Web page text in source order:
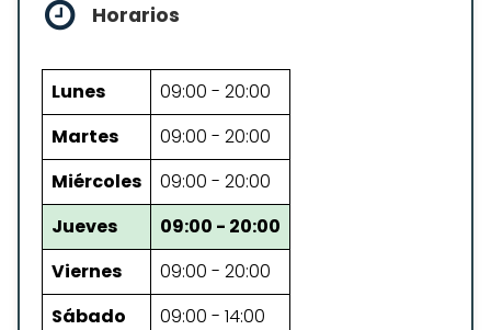
Horarios
Lunes
09:00 - 20:00
Martes
09:00 - 20:00
Miércoles
09:00 - 20:00
Jueves
09:00 - 20:00
Viernes
09:00 - 20:00
Sábado
09:00 - 14:00